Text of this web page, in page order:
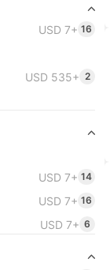
USD 7+ 16
USD 535+ 2
USD 7+ 14
USD 7+ 16
USD 7+ 6